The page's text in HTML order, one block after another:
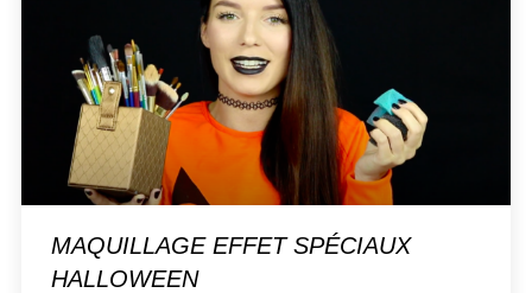
MAQUILLAGE EFFET SPÉCIAUX
HALLOWEEN